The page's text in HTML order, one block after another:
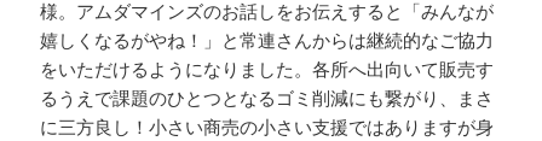
様。アムダマインズのお話しをお伝えすると「みんなが
嬉しくなるがやね！」と常連さんからは継続的なご協力
をいただけるようになりました。各所へ出向いて販売す
るうえで課題のひとつとなるゴミ削減にも繋がり、まさ
に三方良し！小さい商売の小さい支援ではありますが身